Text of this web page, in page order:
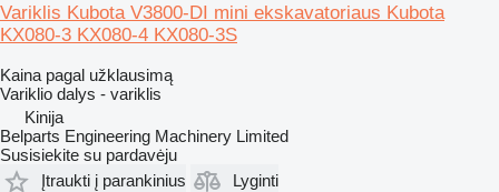
Variklis Kubota V3800-DI mini ekskavatoriaus Kubota
KX080-3 KX080-4 KX080-3S
Kaina pagal užklausimą
Variklio dalys - variklis
Kinija
Belparts Engineering Machinery Limited
Susisiekite su pardavėju
Įtraukti į parankinius
Lyginti